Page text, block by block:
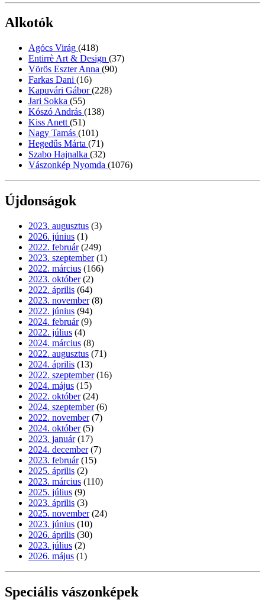
Alkotók
Agócs Virág (418)
Entirrè Art & Design (37)
Vörös Eszter Anna (90)
Farkas Dani (16)
Kapuvári Gábor(228)
Jari Sokka (55)
Kószó András (138)
Kiss Anett (51)
Nagy Tamás (101)
Hegedűs Márta (71)
Szabo Hajnalka (32)
Vászonkép Nyomda (1076)
Újdonságok
2023. augusztus (3)
2026. június (1)
2022. február (249)
2023. szeptember (1)
2022. március (166)
2023. október (2)
2022. április (64)
2023. november (8)
2022. június (94)
2024. február (9)
2022. július (4)
2024. március (8)
2022. augusztus (71)
2024. április (13)
2022. szeptember (16)
2024. május (15)
2022. október (24)
2024. szeptember (6)
2022. november (7)
2024. október (5)
2023. január (17)
2024. december (7)
2023. február (15)
2025. április (2)
2023. március (110)
2025. július (9)
2023. április (3)
2025. november (24)
2023. június (10)
2026. április (30)
2023. július (2)
2026. május (1)
Speciális vászonképek